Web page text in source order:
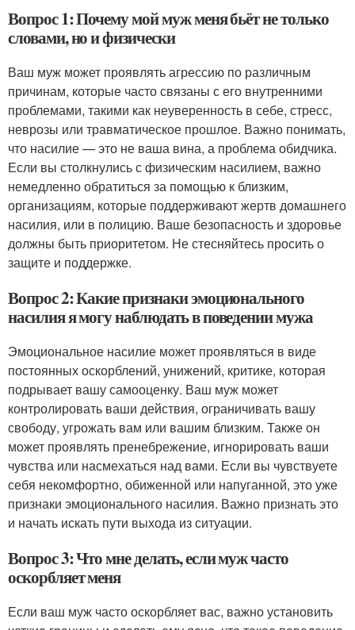
Вопрос 1: Почему мой муж меня бьёт не только
словами, но и физически
Ваш муж может проявлять агрессию по различным
причинам, которые часто связаны с его внутренними
проблемами, такими как неуверенность в себе, стресс,
неврозы или травматическое прошлое. Важно понимать,
что насилие — это не ваша вина, а проблема обидчика.
Если вы столкнулись с физическим насилием, важно
немедленно обратиться за помощью к близким,
организациям, которые поддерживают жертв домашнего
насилия, или в полицию. Ваше безопасность и здоровье
должны быть приоритетом. Не стесняйтесь просить о
защите и поддержке.
Вопрос 2: Какие признаки эмоционального
насилия я могу наблюдать в поведении мужа
Эмоциональное насилие может проявляться в виде
постоянных оскорблений, унижений, критике, которая
подрывает вашу самооценку. Ваш муж может
контролировать ваши действия, ограничивать вашу
свободу, угрожать вам или вашим близким. Также он
может проявлять пренебрежение, игнорировать ваши
чувства или насмехаться над вами. Если вы чувствуете
себя некомфортно, обиженной или напуганной, это уже
признаки эмоционального насилия. Важно признать это
и начать искать пути выхода из ситуации.
Вопрос 3: Что мне делать, если муж часто
оскорбляет меня
Если ваш муж часто оскорбляет вас, важно установить